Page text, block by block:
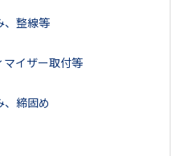
、整線等
マイザー取付等
、締固め